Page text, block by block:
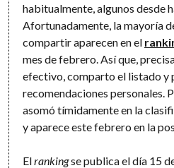
habitualmente, algunos desde
Afortunadamente, la mayoría
compartir aparecen en el
mes de febrero. Así que,
efectivo, comparto el listado y
recomendaciones personales.
asomó tímidamente en la
y aparece este febrero en la
Elrankingse publica el día 15